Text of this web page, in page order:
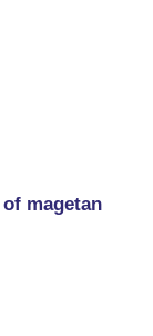
magetan